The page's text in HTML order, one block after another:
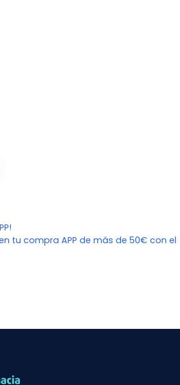
tu compra APP de más de 50€ con el